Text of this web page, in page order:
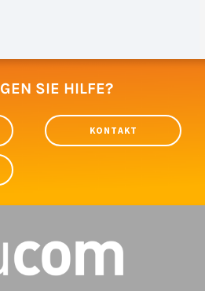
SIE HILFE?
KONTAKT